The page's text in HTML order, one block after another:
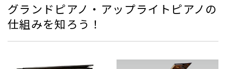
グランドピアノ・アップライトピアノの
仕組みを知ろう！